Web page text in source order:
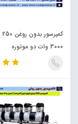
3000 وات دو موتوره